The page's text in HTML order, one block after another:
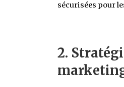
sécurisées pour
2.